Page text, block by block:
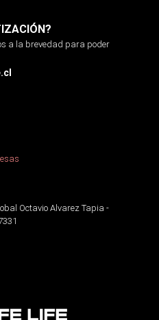
a la brevedad para poder
Octavio Alvarez Tapia -